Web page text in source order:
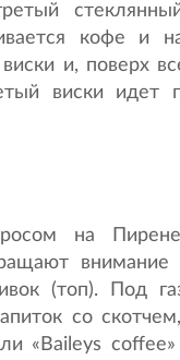
кофе и
и, поверх
виски
на
внимание
(топ). Под
со
«Baileys